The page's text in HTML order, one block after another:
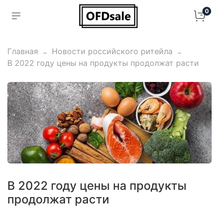
0
Главная
Новости российского ритейла
В 2022 году цены на продукты продолжат расти
В 2022 году цены на продукты
продолжат расти